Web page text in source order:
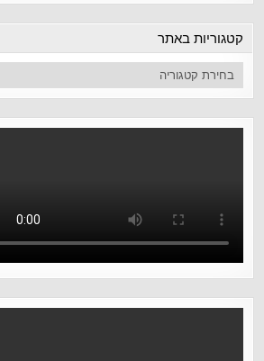
קטגוריות באתר